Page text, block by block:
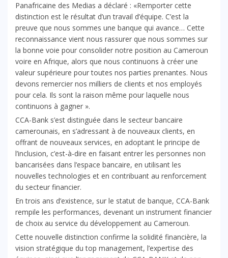
Panafricaine des Medias a déclaré : «Remporter cette
distinction est le résultat d’un travail d’équipe. C’est la
preuve que nous sommes une banque qui avance… Cette
reconnaissance vient nous rassurer que nous sommes sur
la bonne voie pour consolider notre position au Cameroun
voire en Afrique, alors que nous continuons à créer une
valeur supérieure pour toutes nos parties prenantes. Nous
devons remercier nos milliers de clients et nos employés
pour cela. Ils sont la raison même pour laquelle nous
continuons à gagner ».
CCA-Bank s’est distinguée dans le secteur bancaire
camerounais, en s’adressant à de nouveaux clients, en
offrant de nouveaux services, en adoptant le principe de
l’inclusion, c’est-à-dire en faisant entrer les personnes non
bancarisées dans l’espace bancaire, en utilisant les
nouvelles technologies et en contribuant au renforcement
du secteur financier.
En trois ans d’existence, sur le statut de banque, CCA-Bank
rempile les performances, devenant un instrument financier
de choix au service du développement au Cameroun.
Cette nouvelle distinction confirme la solidité financière, la
vision stratégique du top management, l’expertise des